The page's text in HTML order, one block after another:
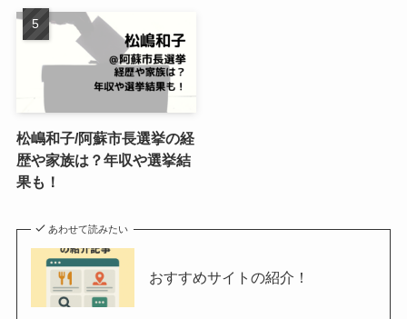
松嶋和子/阿蘇市長選挙の経
歴や家族は？年収や選挙結
果も！
あわせて読みたい
おすすめサイトの紹介！